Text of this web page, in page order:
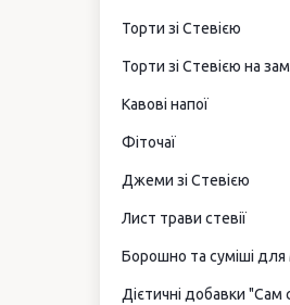
Торти зі Стевією
Торти зі Стевією на
Кавові напої
Фіточаї
Джеми зі Стевією
Лист трави стевії
Борошно та суміші для
Дієтичні добавки "Сам